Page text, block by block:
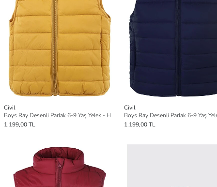
Civil
Boys Ray Desenli Parlak 6-9 Yaş Yelek - Hardal
1.199,00 TL
Civil
1.199,00 TL